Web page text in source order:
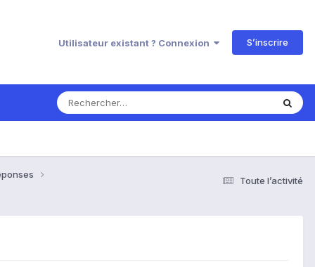
Utilisateur existant ? Connexion S’inscrire
Toute l’activité